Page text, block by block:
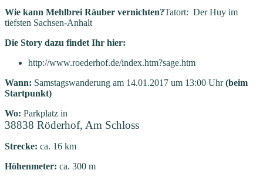
Wie kann Mehlbrei Räuber vernichten?Tatort: Der Huy im
tiefsten Sachsen-Anhalt
Die Story dazu findet Ihr hier:
http://www.roederhof.de/index.htm?sage.htm
Wann: Samstagswanderung am 14.01.2017 um 13:00 Uhr(beim
Startpunkt)
Wo: Parkplatz in
38838 Röderhof, Am Schloss
Strecke: ca. 16 km
Höhenmeter: ca. 300 m